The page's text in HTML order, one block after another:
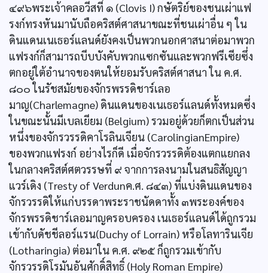
๔๙๖พระเจ้าคลอวีสที่ ๑ (Clovis I) กษัตริย์ของชนเผ่าแฟ
รงก์ทรงหันมานับถือคริสต์ศาสนาขณะที่ชนเผ่าอื่น ๆ ใน
ดินแดนเนเธอร์แลนด์ยังคงเป็นพวกนอกศาสนาต่อมาพวก
แฟรงก์ก็สามารถบีบบังคับพวกแซกซันและพวกฟรีเซียซึ่ง
ตกอยู่ใต้อำนาจของตนให้ยอมรับคริสต์ศาสนา ใน ค.ศ.
๘๐๐ ในรัชสมัยของจักรพรรดิชาร์เลอ
มาญ(Charlemagne) ดินแดนของเนเธอร์แลนด์ทั้งหมดซึ่ง
ในขณะนั้นมีเบลเยียม (Belgium) รวมอยู่ด้วยก็ตกเป็นส่วน
หนึ่งของจักรวรรดิคาโรลินเจียน (CarolingianEmpire)
ของพวกแฟรงก์ อย่างไรก็ดี เมื่อจักรวรรดิต้องแตกแยกลง
ในกลางคริสต์ศตวรรษที่ ๙ จากการลงนามในสนธิสัญญา
แวร์เดิง (Tresty of Verdunค.ศ. ๘๔๓) ที่แบ่งดินแดนของ
จักรวรรดิให้แก่บรรดาพระราชนัดดาทั้ง ๓พระองค์ของ
จักรพรรดิชาร์เลอมาญครอบครอง เนเธอร์แลนด์ได้ถูกรวม
เข้ากับดัชชีลอร์แรน(Duchy of Lorrain) หรือโลทารินเจีย
(Lotharingia) ต่อมาใน ค.ศ. ๙๒๕ ก็ถูกรวมเข้ากับ
จักรวรรดิโรมันอันศักดิ์สิทธิ์ (Holy Roman Empire)